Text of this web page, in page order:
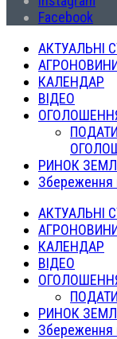
Facebook
АКТУАЛЬНІ
КАЛЕНДАР
ВІДЕО
РИНОК
Збереження
АКТУАЛЬНІ
КАЛЕНДАР
ВІДЕО
РИНОК
Збереження